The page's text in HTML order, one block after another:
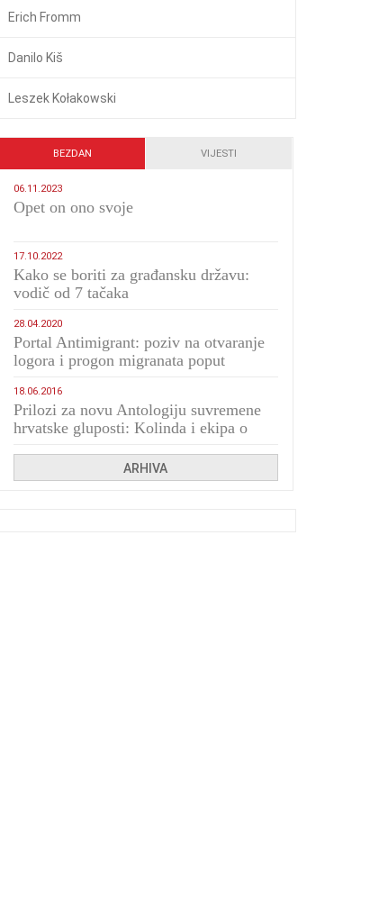
Erich Fromm
Danilo Kiš
Leszek Kołakowski
BEZDAN VIJESTI
06.11.2023
​Opet on ono svoje
17.10.2022
Kako se boriti za građansku državu:
vodič od 7 tačaka
28.04.2020
Portal Antimigrant: poziv na otvaranje
logora i progon migranata poput
18.06.2016
Prilozi za novu Antologiju suvremene
hrvatske gluposti: Kolinda i ekipa o
ARHIVA